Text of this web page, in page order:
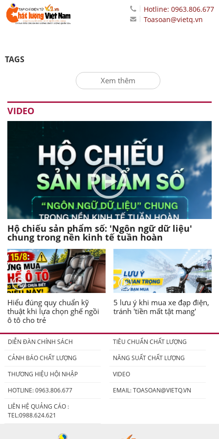
Hotline: 0963.806.677
Toasoan@vietq.vn
TAGS
Xem thêm
VIDEO
Hộ chiếu sản phẩm số: 'Ngôn ngữ dữ liệu'
chung trong nền kinh tế tuần hoàn
Hiểu đúng quy chuẩn kỹ
thuật khi lựa chọn ghế ngồi
ô tô cho trẻ
5 lưu ý khi mua xe đạp điện,
tránh 'tiền mất tật mang'
DIỄN ĐÀN CHÍNH SÁCH
TIÊU CHUẨN CHẤT LƯỢNG
CẢNH BÁO CHẤT LƯỢNG
NĂNG SUẤT CHẤT LƯỢNG
THƯƠNG HIỆU HỘI NHẬP
VIDEO
HOTLINE: 0963.806.677
EMAIL:TOASOAN@VIETQ.VN
LIÊN HỆ QUẢNG CÁO :
TEL:0988.624.621